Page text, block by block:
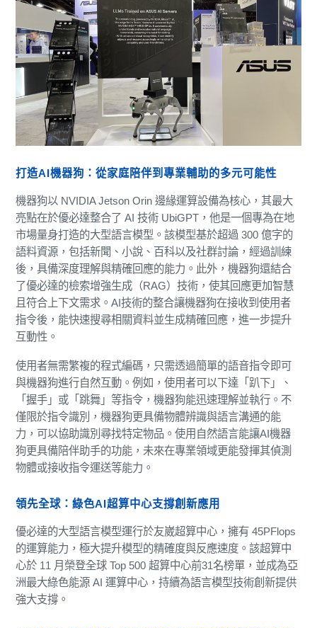
打造AI機器狗：從家庭陪伴到專業輔助的多元可能性
機器狗以 NVIDIA Jetson Orin 邊緣運算設備為核心，其最大
亮點在於優必達整合了 AI 技術 UbiGPT，他是一個專為在地
市場量身打造的大型語言模型。該模型基於超過 300 億字的
語料資源，包括新聞、小說、百科以及社群討論，經過訓練
後，具備深度理解與精確回應的能力。此外，機器狗還結合
了優必達的檢索增強生成（RAG）技術，使其回應更加智慧
且符合上下文需求。AI技術的整合讓機器狗在接收到使用者
指令後，能快速搜尋相關資料並生成精確回應，進一步提升
互動性。
使用者無需繁複的程式編碼，只需透過簡單的語音指令即可
與機器狗進行自然互動。例如，使用者可以下達「趴下」、
「握手」或「跳舞」等指令，機器狗能迅速理解並執行。不
僅限於指令識別，機器狗更具備物體辨識與語言溝通的能
力，可以協助識別尋找特定物品。使用自然語言能讓AI機器
狗更具備陪伴助手的功能，未來在專業領域更能發揮其偵測
物體或接收指令運送等能力。
領先全球：綠色AI超算中心支撐創新應用
優必達的大型語言模型運行於友崴超算中心，擁有 45PFlops
的運算能力，極大提升模型的精確度與反應速度。該超算中
心於 11 月榮登全球 Top 500 超算中心前31名榜單，並成為亞
洲最大綠色能源 AI 運算中心，持續為語言模型技術創新提供
強大支撐。